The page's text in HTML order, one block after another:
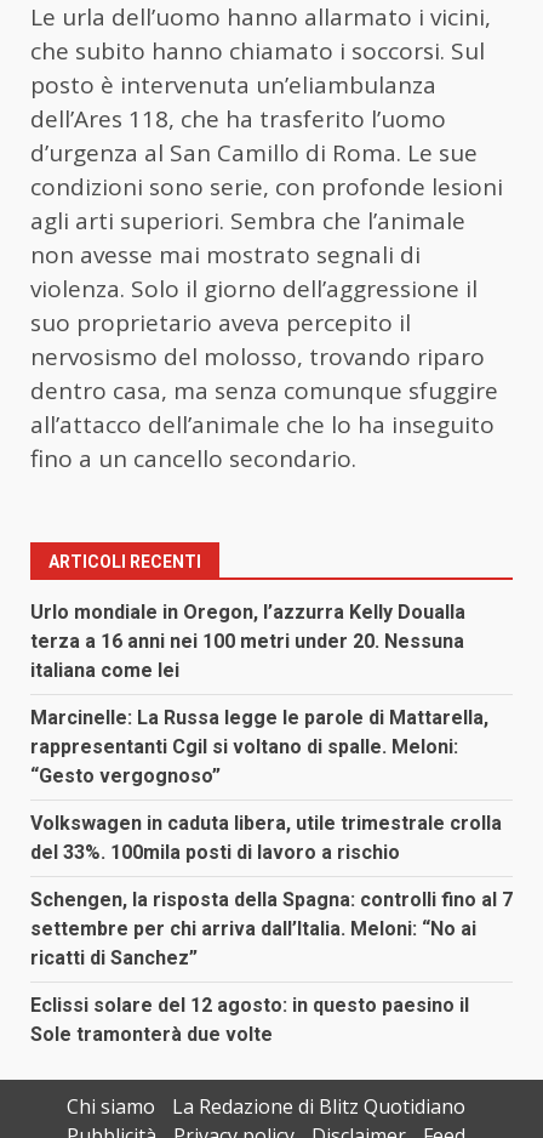
Le urla dell’uomo hanno allarmato i vicini,
che subito hanno chiamato i soccorsi. Sul
posto è intervenuta un’eliambulanza
dell’Ares 118, che ha trasferito l’uomo
d’urgenza al San Camillo di Roma. Le sue
condizioni sono serie, con profonde lesioni
agli arti superiori. Sembra che l’animale
non avesse mai mostrato segnali di
violenza. Solo il giorno dell’aggressione il
suo proprietario aveva percepito il
nervosismo del molosso, trovando riparo
dentro casa, ma senza comunque sfuggire
all’attacco dell’animale che lo ha inseguito
fino a un cancello secondario.
ARTICOLI RECENTI
Urlo mondiale in Oregon, l’azzurra Kelly Doualla
terza a 16 anni nei 100 metri under 20. Nessuna
italiana come lei
Marcinelle: La Russa legge le parole di Mattarella,
rappresentanti Cgil si voltano di spalle. Meloni:
“Gesto vergognoso”
Volkswagen in caduta libera, utile trimestrale crolla
del 33%. 100mila posti di lavoro a rischio
Schengen, la risposta della Spagna: controlli fino al 7
settembre per chi arriva dall’Italia. Meloni: “No ai
ricatti di Sanchez”
Eclissi solare del 12 agosto: in questo paesino il
Sole tramonterà due volte
Chi siamo
La Redazione di Blitz Quotidiano